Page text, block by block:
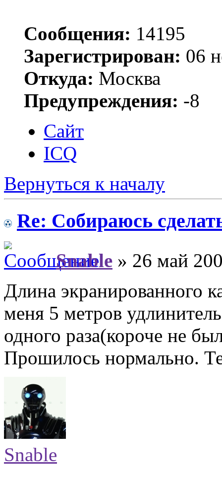
Сообщения: 14195
Зарегистрирован: 06
Откуда: Москва
Предупреждения: -8
Сайт
ICQ
Вернуться к началу
Re: Собираюсь
Snable » 26 май
Длина экранированного
меня 5 метров
одного раза(короче не
Прошилось нормально.
Snable